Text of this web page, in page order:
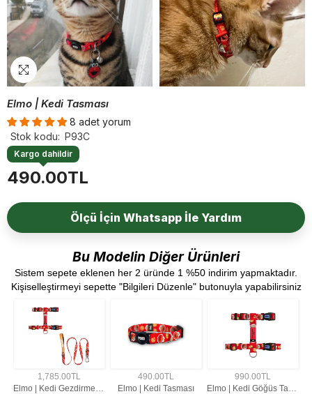
Elmo | Kedi Tasması
8 adet yorum
Stok kodu: P93C
Kargo dahildir
490.00TL
Ölçü İçin Whatsapp İle Yardım
Bu Modelin Diğer Ürünleri
Sistem sepete eklenen her 2 üründe 1 %50 indirim yapmaktadır.
Kişiselleştirmeyi sepette "Bilgileri Düzenle" butonuyla yapabilirsiniz
1,785.00TL
490.00TL
Elmo | Kedi Tasması
990.00TL